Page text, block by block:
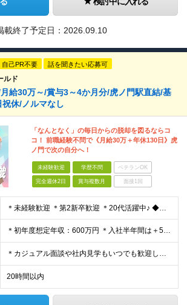
載終了予定日： 2026.09.10
自己PR不要 話を聞きたい応募可
ルド
給30万～/賞与3～4か月分/虎ノ門駅直結/基
休/ノルマなし
「なんとなく」の毎日からの脱却を図るならコ
コ！ 前職経験不問で《月給30万＋年休130日》虎
ノ門で次の自分へ！
未経験歓迎 学歴不問 ベテランOK
完全週休2日 賞与複数月 面接1回
＊未経験歓迎 ＊第2新卒歓迎 ＊20代活躍中♪ ◆学歴不問 ◆社会人経験の浅い方も歓迎します！ ＼こんな方にピッタリです！／ ★メリハリのあるワークスタイルを実現したい方 ★モノづくりや住宅デザイ
＊初年度想定年収：600万円 ＊入社半年間は＋5万円～の業績手当も付与◎ ◆月給30万円～＋業績手当5万円(半年間保証)～ ※固定残業代88,746円/45時間分含む (所定外残業代 25,356
＊カジュアル面談や社内見学もいつでも歓迎してます！ ＊駅直結・最新設備の綺麗なオフィスです！ 【本社】 東京都港区虎ノ門2丁目4番7号 T-LITE 7階 (変更の範囲)上記を除く当社関連勤務地
20時間以内